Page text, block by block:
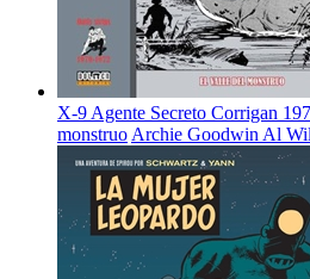
X-9 Agente Secreto Corrigan
monstruo Archie Goodwin Al